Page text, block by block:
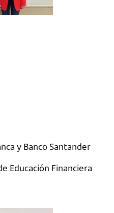
y Banco Santander
Educación Financiera